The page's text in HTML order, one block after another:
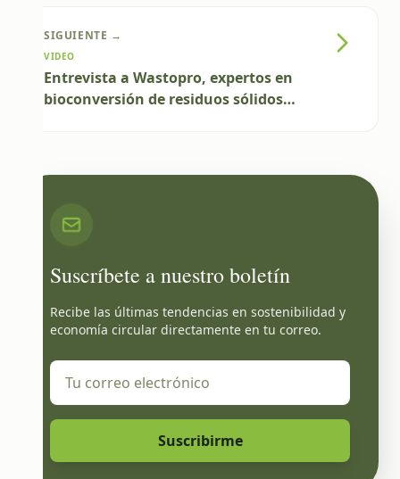
SIGUIENTE →
VIDEO
Entrevista a Wastopro, expertos en
bioconversión de residuos sólidos
Suscríbete a nuestro boletín
Recibe las últimas tendencias en sostenibilidad y
economía circular directamente en tu correo.
Suscribirme